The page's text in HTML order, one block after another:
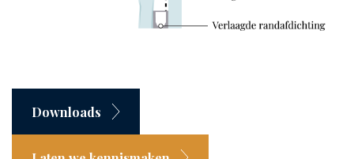
Downloads